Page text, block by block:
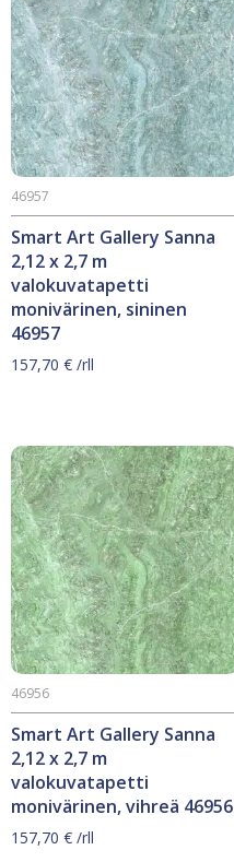
Smart Art Gallery Sanna
2,12 x 2,7 m
valokuvatapetti
monivärinen, sininen
46957
46957
157,70 € /rll
Smart Art Gallery Sanna
2,12 x 2,7 m
valokuvatapetti
monivärinen, vihreä 46956
46956
157,70 € /rll